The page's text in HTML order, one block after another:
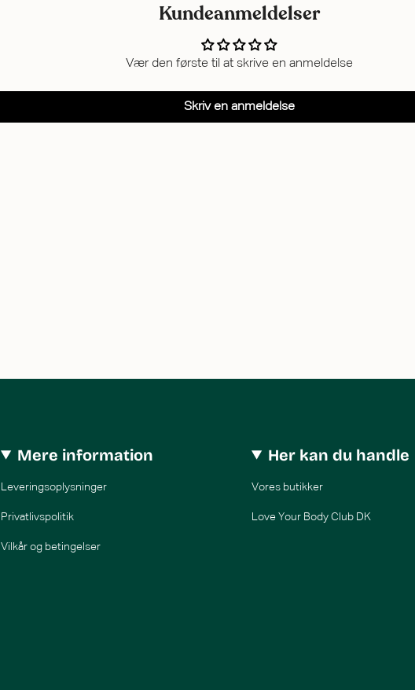
Kundeanmeldelser
Vær den første til at skrive en anmeldelse
Skriv en anmeldelse
Mere information
Leveringsoplysninger
Privatlivspolitik
Vilkår og betingelser
Her kan du handle
Vores butikker
Love Your Body Club DK